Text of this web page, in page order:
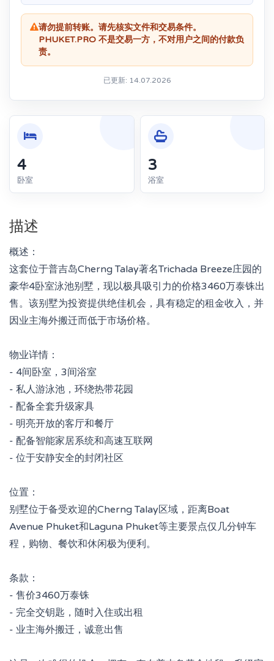
请勿提前转账。请先核实文件和交易条件。
PHUKET.PRO 不是交易一方，不对用户之间的付款负
责。
已更新: 14.07.2026
4
卧室
3
浴室
描述
概述：
这套位于普吉岛Cherng Talay著名Trichada Breeze庄园的
豪华4卧室泳池别墅，现以极具吸引力的价格3460万泰铢出
售。该别墅为投资提供绝佳机会，具有稳定的租金收入，并
因业主海外搬迁而低于市场价格。
物业详情：
- 4间卧室，3间浴室
- 私人游泳池，环绕热带花园
- 配备全套升级家具
- 明亮开放的客厅和餐厅
- 配备智能家居系统和高速互联网
- 位于安静安全的封闭社区
位置：
别墅位于备受欢迎的Cherng Talay区域，距离Boat
Avenue Phuket和Laguna Phuket等主要景点仅几分钟车
程，购物、餐饮和休闲极为便利。
条款：
- 售价3460万泰铢
- 完全交钥匙，随时入住或出租
- 业主海外搬迁，诚意出售